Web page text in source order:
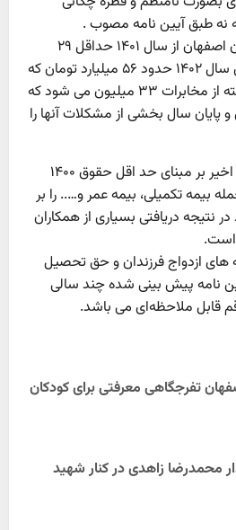
نه طبق آیین نامه مصوب .
* طلب بازنشستگان استان اصفهان از سال ۱۴۰۱ حداقل ۲۹
میلیارد تومان است و برای سال ۱۴۰۲ حدود ۵۶ میلیارد تومان که
میانگین طلب هر بازنشسته از مخابرات ۳۳ میلیون می شود که
سال بخشی از مشکلات آنها را
در ضمن خوار بار پرداختی اخیر بر مبنای حد اقل حقوق ۱۴۰۰
بیمه تکمیلی، بیمه عمر و….. را بر
در نتیجه دریافتی بسیاری از همکاران
است.
های ازدواج فرزندان و حق تحصیل
نامه پیش بینی شده چند سالی
قابل ملاحظه‌ای می باشد.
تفرجگاهی معرفتی برای کودکان
محمدرضا زاهدی در کنار شهید